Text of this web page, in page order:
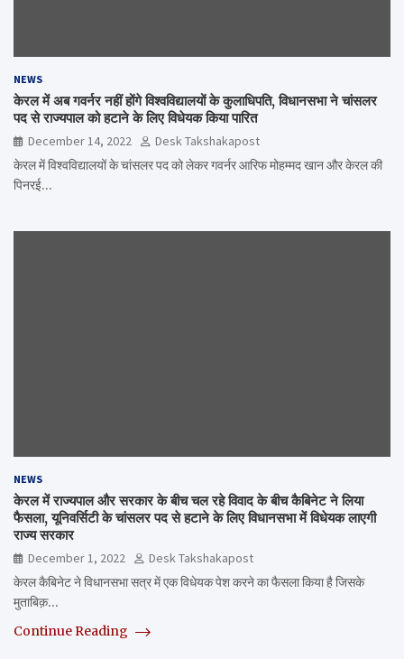
NEWS
केरल में अब गवर्नर नहीं होंगे विश्वविद्यालयों के कुलाधिपति, विधानसभा ने चांसलर
पद से राज्यपाल को हटाने के लिए विधेयक किया पारित
December 14, 2022
Desk Takshakapost
केरल में विश्वविद्यालयों के चांसलर पद को लेकर गवर्नर आरिफ मोहम्मद खान और केरल की
पिनरई…
NEWS
केरल में राज्यपाल और सरकार के बीच चल रहे विवाद के बीच कैबिनेट ने लिया
फैसला, यूनिवर्सिटी के चांसलर पद से हटाने के लिए विधानसभा में विधेयक लाएगी
राज्य सरकार
December 1, 2022
Desk Takshakapost
केरल कैबिनेट ने विधानसभा सत्र में एक विधेयक पेश करने का फैसला किया है जिसके
मुताबिक़…
Continue Reading